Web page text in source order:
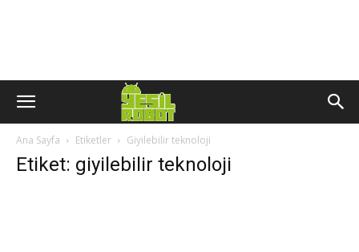
Ana Sayfa Etiketler Giyilebilir teknoloji
Etiket: giyilebilir teknoloji